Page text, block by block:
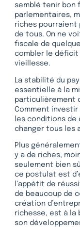
semblé tenir bon
parlementaires,
riches pourraient
de tous. On ne
fiscale de
combler le déficit
vieillesse.
La stabilité du
essentielle à la
particulièrement
Comment
les conditions
changer tous les
Plus
y a de riches,
seulement bien
ce postulat est
l’appétit de
de beaucoup de
création
richesse, est à la
son